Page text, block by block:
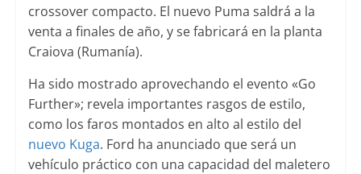
crossover compacto. El nuevo Puma saldrá a la
venta a finales de año, y se fabricará en la planta
Craiova (Rumanía).
Ha sido mostrado aprovechando el evento «Go
Further»; revela importantes rasgos de estilo,
como los faros montados en alto al estilo del
nuevo Kuga. Ford ha anunciado que será un
vehículo práctico con una capacidad del maletero